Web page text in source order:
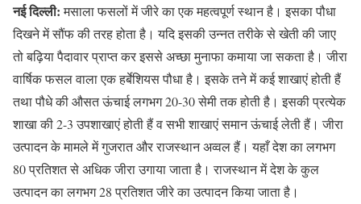
नई दिल्ली:मसाला फसलों में जीरे का एक महत्वपूर्ण स्थान है। इसका पौधा
दिखने में सौंफ की तरह होता है। यदि इसकी उन्नत तरीके से खेती की जाए
तो बढ़िया पैदावार प्राप्त कर इससे अच्छा मुनाफा कमाया जा सकता है। जीरा
वार्षिक फसल वाला एक हर्बेशियस पौधा है। इसके तने में कई शाखाएं होती हैं
तथा पौधे की औसत ऊंचाई लगभग 20-30 सेमी तक होती है। इसकी प्रत्येक
शाखा की 2-3 उपशाखाएं होती हैं व सभी शाखाएं समान ऊंचाई लेती हैं। जीरा
उत्पादन के मामले में गुजरात और राजस्थान अव्वल हैं। यहाँ देश का लगभग
80 प्रतिशत से अधिक जीरा उगाया जाता है। राजस्थान में देश के कुल
उत्पादन का लगभग 28 प्रतिशत जीरे का उत्पादन किया जाता है।